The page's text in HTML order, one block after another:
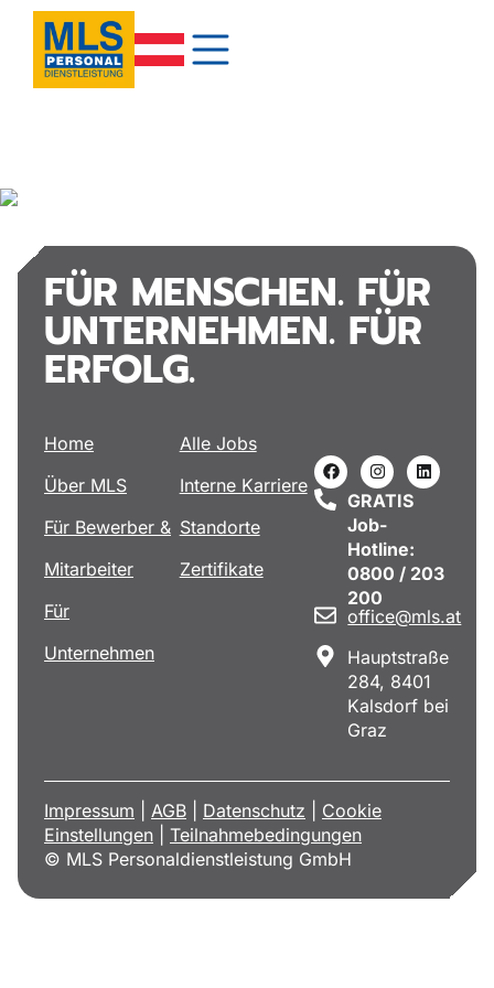
FÜR MENSCHEN. FÜR
UNTERNEHMEN. FÜR
ERFOLG.
Home
Über MLS
Für Bewerber &
Mitarbeiter
Für
Unternehmen
Alle Jobs
Interne Karriere
Standorte
Zertifikate
GRATIS
Job-
Hotline:
0800 / 203
200
office@mls.at
Hauptstraße
284, 8401
Kalsdorf bei
Graz
© MLS Personaldienstleistung GmbH
Impressum AGB Datenschutz
Cookie
Einstellungen
Teilnahmebedingungen